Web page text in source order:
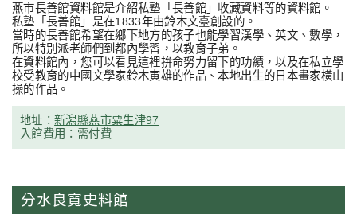
燕市長善館資料館是介紹私塾「長善館」收藏資料等的資料館。
私塾「長善館」是在1833年由鈴木文臺創設的。
當時的長善館希望在鄉下地方的孩子也能學習漢學、英文、數學，
所以特別派老師們到都內學習，以教育子弟。
在資料館內，您可以看見這裡拚命努力留下的功績，以及在私立學
校受教育的中國文學家鈴木寅雄的作品、本地出生的日本畫家橫山
操的作品。
地址：新潟縣燕市粟生津97
入館費用：需付費
分水良寬史料館